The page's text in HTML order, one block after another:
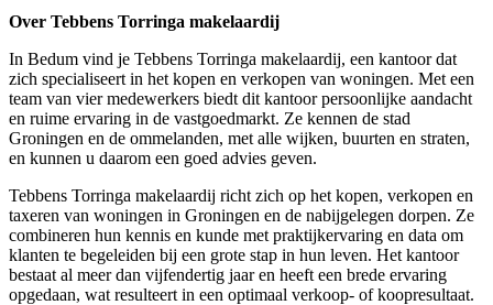
Over Tebbens Torringa makelaardij
In Bedum vind je Tebbens Torringa makelaardij, een kantoor dat
zich specialiseert in het kopen en verkopen van woningen. Met een
team van vier medewerkers biedt dit kantoor persoonlijke aandacht
en ruime ervaring in de vastgoedmarkt. Ze kennen de stad
Groningen en de ommelanden, met alle wijken, buurten en straten,
en kunnen u daarom een goed advies geven.
Tebbens Torringa makelaardij richt zich op het kopen, verkopen en
taxeren van woningen in Groningen en de nabijgelegen dorpen. Ze
combineren hun kennis en kunde met praktijkervaring en data om
klanten te begeleiden bij een grote stap in hun leven. Het kantoor
bestaat al meer dan vijfendertig jaar en heeft een brede ervaring
opgedaan, wat resulteert in een optimaal verkoop- of koopresultaat.